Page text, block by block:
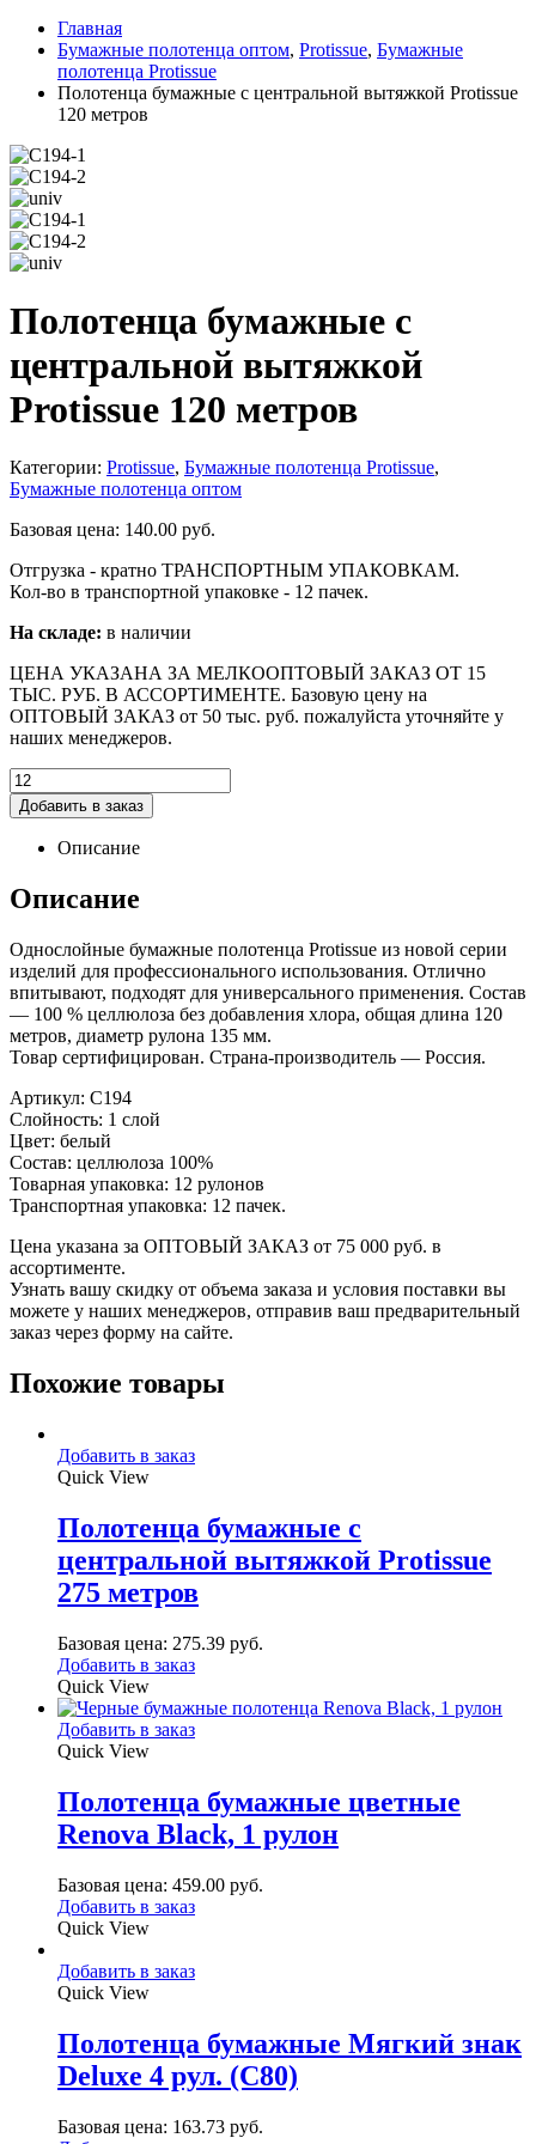
Главная
Бумажные полотенца оптом, Protissue, Бумажные
полотенца Protissue
Полотенца бумажные с центральной вытяжкой Protissue
120 метров
Полотенца бумажные с
центральной вытяжкой
Protissue 120 метров
Категории: Protissue, Бумажные полотенца Protissue,
Бумажные полотенца оптом
Базовая цена: 140.00 руб.
Отгрузка - кратно ТРАНСПОРТНЫМ УПАКОВКАМ.
Кол-во в транспортной упаковке - 12 пачек.
На складе: в наличии
ЦЕНА УКАЗАНА ЗА МЕЛКООПТОВЫЙ ЗАКАЗ ОТ 15
ТЫС. РУБ. В АССОРТИМЕНТЕ. Базовую цену на
ОПТОВЫЙ ЗАКАЗ от 50 тыс. руб. пожалуйста уточняйте у
наших менеджеров.
Добавить в заказ
Описание
Описание
Однослойные бумажные полотенца Protissue из новой серии
изделий для профессионального использования. Отлично
впитывают, подходят для универсального применения. Состав
— 100 % целлюлоза без добавления хлора, общая длина 120
метров, диаметр рулона 135 мм.
Товар сертифицирован. Страна-производитель — Россия.
Артикул: С194
Слойность: 1 слой
Цвет: белый
Состав: целлюлоза 100%
Товарная упаковка: 12 рулонов
Транспортная упаковка: 12 пачек.
Цена указана за ОПТОВЫЙ ЗАКАЗ от 75 000 руб. в
ассортименте.
Узнать вашу скидку от объема заказа и условия поставки вы
можете у наших менеджеров, отправив ваш предварительный
заказ через форму на сайте.
Похожие товары
Добавить в заказ
Quick View
Полотенца бумажные с
центральной вытяжкой Protissue
275 метров
Базовая цена: 275.39 руб.
Добавить в заказ
Quick View
Добавить в заказ
Quick View
Полотенца бумажные цветные
Renova Black, 1 рулон
Базовая цена: 459.00 руб.
Добавить в заказ
Quick View
Добавить в заказ
Quick View
Полотенца бумажные Мягкий знак
Deluxe 4 рул. (С80)
Базовая цена: 163.73 руб.